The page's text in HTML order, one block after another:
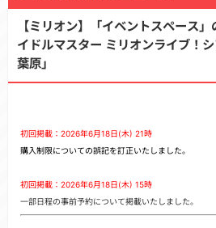
【ミリオン】「イベントスペース
イドルマスター ミリオンライブ！
葉原」
初回掲載：2026年6月18日(木) 21時
購入制限についての誤記を訂正いたしました。
初回掲載：2026年6月18日(木) 15時
一部日程の事前予約について掲載いたしました。